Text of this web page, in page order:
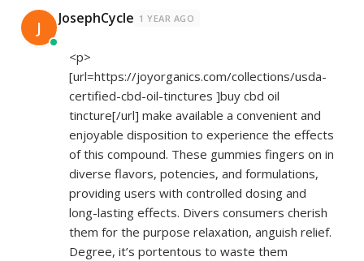
J JosephCycle 1 YEAR AGO
<p>
[url=https://joyorganics.com/collections/usda-
certified-cbd-oil-tinctures ]buy cbd oil
tincture[/url] make available a convenient and
enjoyable disposition to experience the effects
of this compound. These gummies fingers on in
diverse flavors, potencies, and formulations,
providing users with controlled dosing and
long-lasting effects. Divers consumers cherish
them for the purpose relaxation, anguish relief.
Degree, it’s portentous to waste them